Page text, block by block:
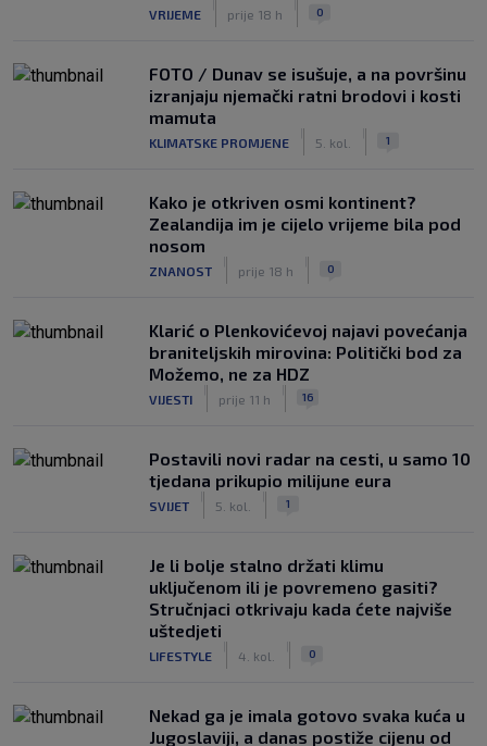
VRIJEME prije 18 h 0
FOTO / Dunav se isušuje, a na površinu
izranjaju njemački ratni brodovi i kosti
mamuta
KLIMATSKE PROMJENE 5. kol. 1
Kako je otkriven osmi kontinent?
Zealandija im je cijelo vrijeme bila pod
nosom
ZNANOST prije 18 h 0
Klarić o Plenkovićevoj najavi povećanja
braniteljskih mirovina: Politički bod za
Možemo, ne za HDZ
VIJESTI prije 11 h 16
Postavili novi radar na cesti, u samo 10
tjedana prikupio milijune eura
SVIJET 5. kol. 1
Je li bolje stalno držati klimu
uključenom ili je povremeno gasiti?
Stručnjaci otkrivaju kada ćete najviše
uštedjeti
LIFESTYLE 4. kol. 0
Nekad ga je imala gotovo svaka kuća u
Jugoslaviji, a danas postiže cijenu od